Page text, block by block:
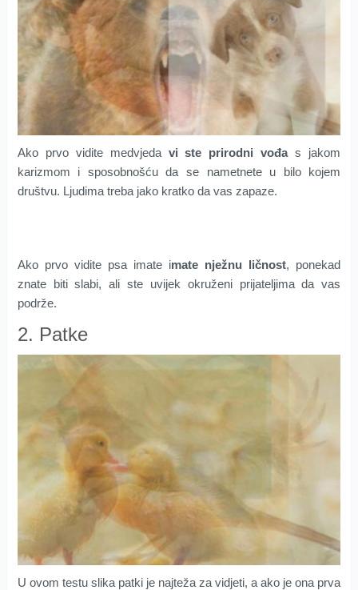
Ako prvo vidite medvjeda vi ste prirodni vođas jakom
karizmom i sposobnošću da se nametnete u bilo kojem
društvu. Ljudima treba jako kratko da vas zapaze.
Ako prvo vidite psa imate imate nježnu ličnost, ponekad
znate biti slabi, ali ste uvijek okruženi prijateljima da vas
podrže.
2. Patke
U ovom testu slika patki je najteža za vidjeti, a ako je ona prva